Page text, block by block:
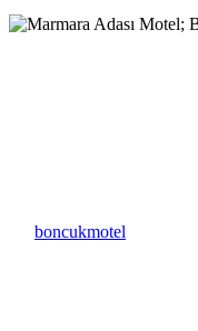
boncukmotel